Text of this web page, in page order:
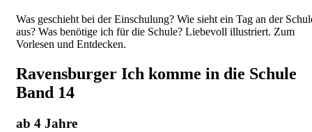
Was geschieht bei der Einschulung? Wie sieht ein Tag an der
aus? Was benötige ich für die Schule? Liebevoll illustriert. Zum
Vorlesen und Entdecken.
Ravensburger Ich komme in die Schule
Band 14
ab 4 Jahre